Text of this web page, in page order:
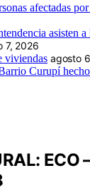
afectadas
asisten
7, 2026
viviendas agosto
Curupí
ECO